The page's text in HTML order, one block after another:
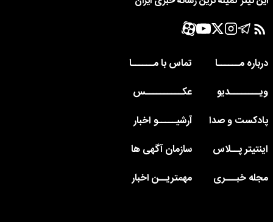
درباره مــــــا
تماس با مــــــا
ویــــــــدیو
عکــــــــــس
پادکست و صدا
آرشیـــــو اخبار
اینتیتر پــلاس
سازمان آگهی ها
مجله خبـــری
مهمتریــن اخبار